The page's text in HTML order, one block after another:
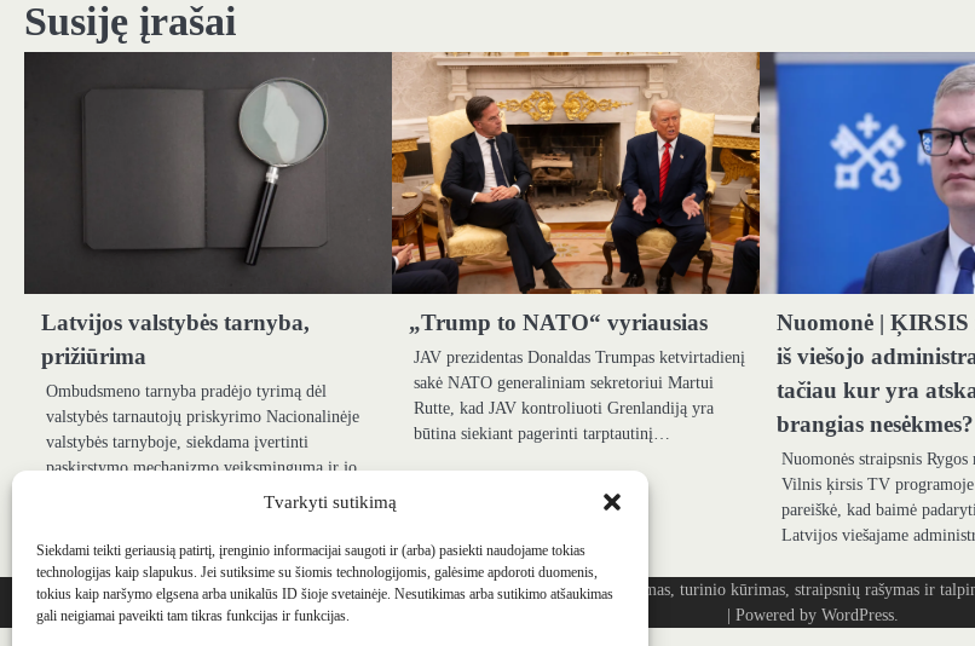
Tvarkyti sutikimą
Siekdami teikti geriausią patirtį, įrenginio informacijai saugoti ir (arba) pasiekti naudojame tokias
technologijas kaip slapukus. Jei sutiksime su šiomis technologijomis, galėsime apdoroti duomenis,
tokius kaip naršymo elgsena arba unikalūs ID šioje svetainėje. Nesutikimas arba sutikimo atšaukimas
gali neigiamai paveikti tam tikras funkcijas ir funkcijas.
įrašų
Susiję įrašai
Latvijos valstybės tarnyba,
prižiūrima
Ombudsmeno tarnyba pradėjo tyrimą dėl
valstybės tarnautojų priskyrimo Nacionalinėje
valstybės tarnyboje, siekdama įvertinti
paskirstymo mechanizmo veiksmingumą ir jo
„Trump to NATO“ vyriausias
JAV prezidentas Donaldas Trumpas ketvirtadienį
sakė NATO generaliniam sekretoriui Martui
Rutte, kad JAV kontroliuoti Grenlandiją yra
būtina siekiant pagerinti tarptautinį…
Nuomonė |
iš viešojo
tačiau kur yra
brangias nesėkmes?
Nuomonės straipsnis Rygos
Vilnis ķirsis TV programoje
pareiškė, kad baimė
Latvijos viešajame
WEBSTUDIO.LT© SKAITMENINIO MARKETINGO PASLAUGOS. SEO tekstų rašymas, turinio kūrimas, straipsnių rašymas ir
| Powered by WordPress